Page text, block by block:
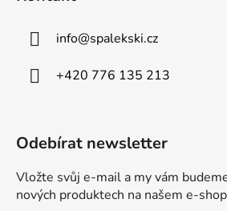
info@spalekski.cz
+420 776 135 213
Odebírat newsletter
Vložte svůj e-mail a my vám
nových produktech na našem e-